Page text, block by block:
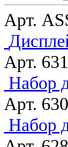
Арт.
Арт.
Набор
Арт.
Набор